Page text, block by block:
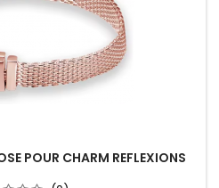
POUR CHARM REFLEXIONS